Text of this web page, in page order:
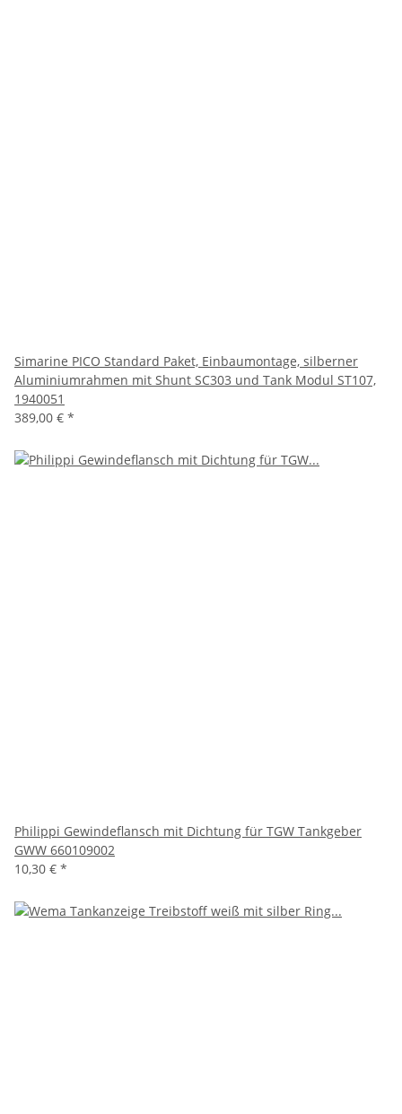
Simarine PICO Standard Paket, Einbaumontage, silberner
Aluminiumrahmen mit Shunt SC303 und Tank Modul ST107,
1940051
389,00 € *
Philippi Gewindeflansch mit Dichtung für TGW Tankgeber
GWW 660109002
10,30 € *